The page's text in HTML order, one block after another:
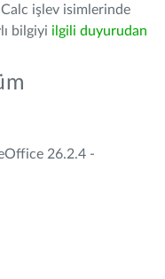
Calc işlev isimlerinde
bilgiyi ilgili duyurudan
26.2.4 -